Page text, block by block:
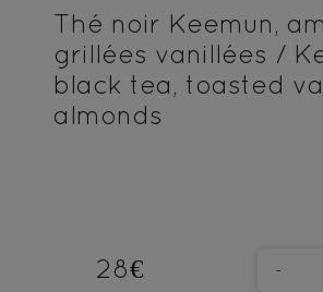
Thé noir Keemun,
grillées vanillées /
black tea, toasted
almonds
28€ -